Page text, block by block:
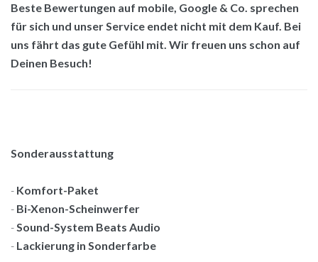
Beste Bewertungen auf mobile, Google & Co. sprechen
für sich und unser Service endet nicht mit dem Kauf. Bei
uns fährt das gute Gefühl mit. Wir freuen uns schon auf
Deinen Besuch!
Sonderausstattung
- Komfort-Paket
- Bi-Xenon-Scheinwerfer
-Sound-System Beats Audio
- Lackierung in Sonderfarbe